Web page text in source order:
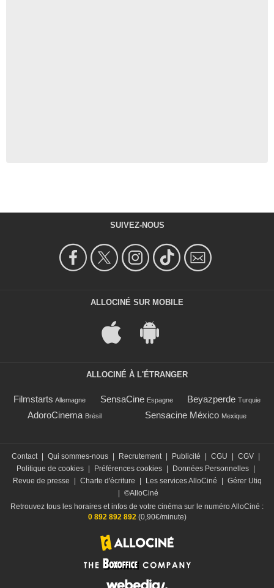
SUIVEZ-NOUS
ALLOCINÉ SUR MOBILE
ALLOCINÉ À L'ÉTRANGER
Filmstarts Allemagne SensaCine Espagne Beyazperde Turquie
AdoroCinema Brésil Sensacine México Mexique
Contact Qui sommes-nous Recrutement Publicité CGU CGV
Politique de cookies
Préférences cookies Données Personnelles
Revue de presse
Charte d'écriture Les services AlloCiné
Gérer Utiq
©AlloCiné
Retrouvez tous les horaires et infos de votre cinéma sur le numéro AlloCiné :
0 892 892 892(0,90€/minute)